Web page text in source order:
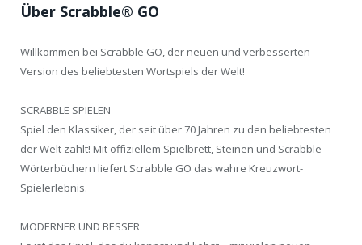
Über Scrabble® GO
Willkommen bei Scrabble GO, der neuen und verbesserten
Version des beliebtesten Wortspiels der Welt!
SCRABBLE SPIELEN
Spiel den Klassiker, der seit über 70 Jahren zu den beliebtesten
der Welt zählt! Mit offiziellem Spielbrett, Steinen und Scrabble-
Wörterbüchern liefert Scrabble GO das wahre Kreuzwort-
Spielerlebnis.
MODERNER UND BESSER